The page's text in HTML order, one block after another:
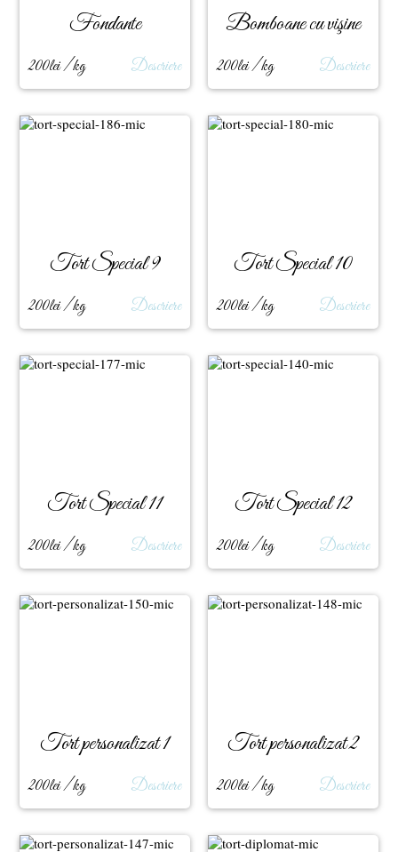
Fondante
200lei / kg Descriere
Bomboane cu vişine
200lei / kg Descriere
Tort Special 9
200lei / kg Descriere
Tort Special 10
200lei / kg Descriere
Tort Special 11
200lei / kg Descriere
Tort Special 12
200lei / kg Descriere
Tort personalizat 1
200lei / kg Descriere
Tort personalizat 2
200lei / kg Descriere